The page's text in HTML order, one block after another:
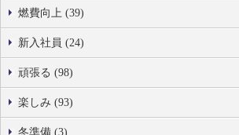
燃費向上 (39)
新入社員 (24)
頑張る (98)
楽しみ (93)
冬準備 (3)